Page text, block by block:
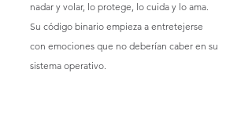
nadar y volar, lo protege, lo cuida y lo ama.
Su código binario empieza a entretejerse
con emociones que no deberían caber en su
sistema operativo.